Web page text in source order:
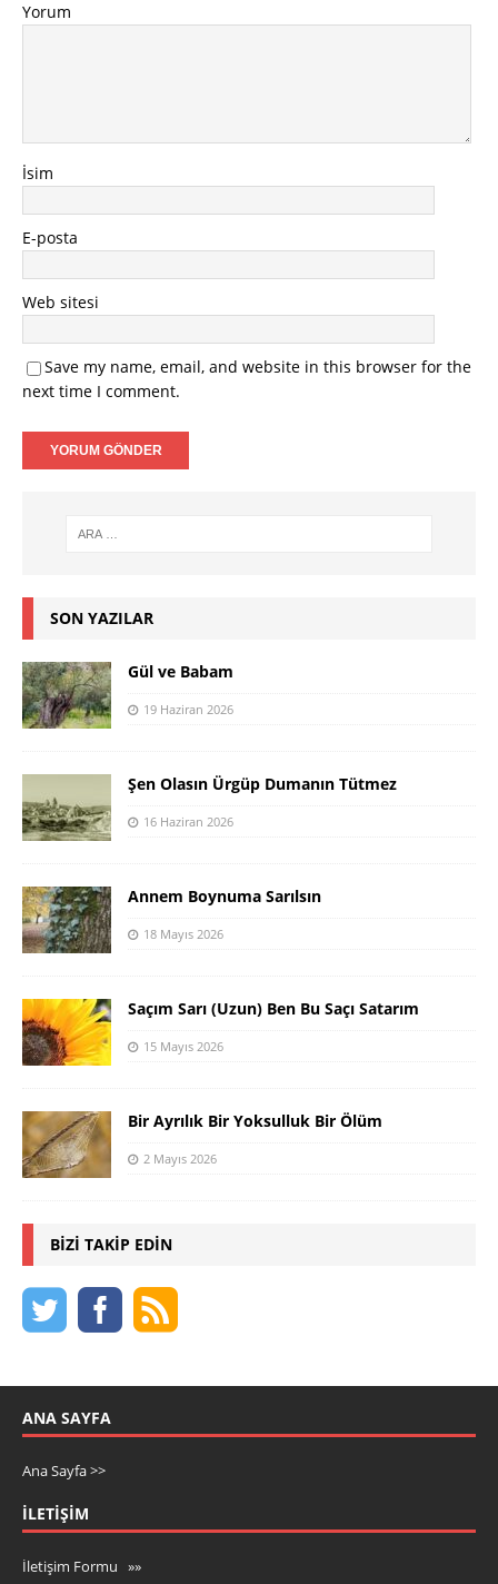
Yorum
İsim
E-posta
Web sitesi
Save my name, email, and website in this browser for the
next time I comment.
SON YAZILAR
Gül ve Babam
19 Haziran 2026
Şen Olasın Ürgüp Dumanın Tütmez
16 Haziran 2026
Annem Boynuma Sarılsın
18 Mayıs 2026
Saçım Sarı (Uzun) Ben Bu Saçı Satarım
15 Mayıs 2026
Bir Ayrılık Bir Yoksulluk Bir Ölüm
2 Mayıs 2026
BIZI TAKIP EDIN
ANA SAYFA
Ana Sayfa >>
İLETIŞIM
İletişim Formu »»